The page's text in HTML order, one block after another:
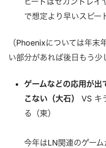
で想定より早いスピー
（Phoenixについては年末
い部分があれば後日もう少
ゲームなどの応用が出
こない（大石）
VS キ
る（東）
今年はLN関連のゲー